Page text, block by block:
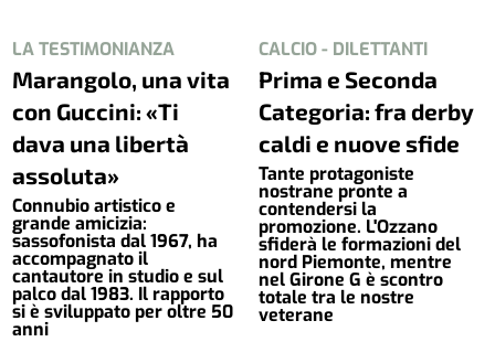
LA TESTIMONIANZA
Marangolo, una vita
con Guccini: «Ti
dava una libertà
assoluta»
Connubio artistico e
grande amicizia:
sassofonista dal 1967, ha
accompagnato il
cantautore in studio e sul
palco dal 1983. Il rapporto
si è sviluppato per oltre 50
anni
CALCIO - DILETTANTI
Prima e Seconda
Categoria: fra derby
caldi e nuove sfide
Tante protagoniste
nostrane pronte a
contendersi la
promozione. L'Ozzano
sfiderà le formazioni del
nord Piemonte, mentre
nel Girone G è scontro
totale tra le nostre
veterane